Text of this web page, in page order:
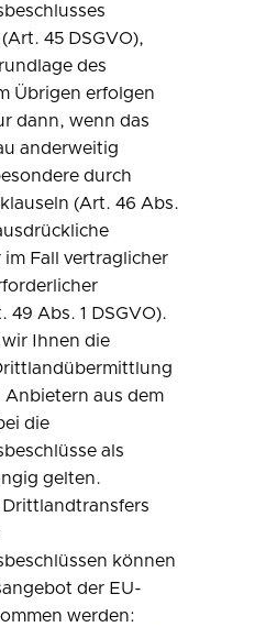
45 DSGVO),
des
Übrigen erfolgen
dann, wenn das
anderweitig
durch
(Art. 46 Abs.
Fall vertraglicher
Abs. 1 DSGVO).
wir Ihnen die
Anbietern aus dem
die
als
gelten.
Drittlandtransfers
können
der EU-
werden: